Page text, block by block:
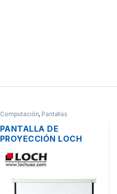
Computación, Pantallas
PANTALLA DE
PROYECCIÓN LOCH
PLEGABLE 177 X 134CM
(84 PULGADAS)